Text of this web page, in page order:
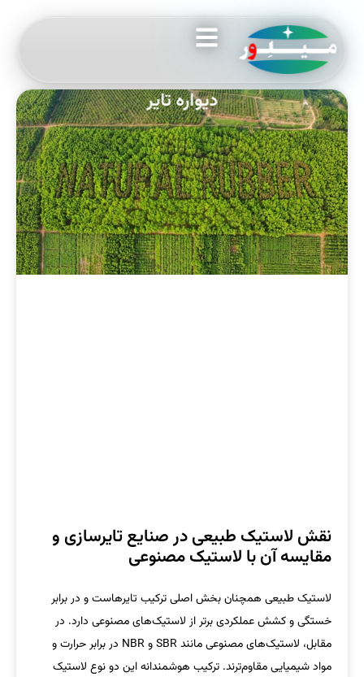
دیواره تایر
نقش لاستیک طبیعی در صنایع تایرسازی و
مقایسه آن با لاستیک مصنوعی
لاستیک طبیعی همچنان بخش اصلی ترکیب تایرهاست و در برابر
خستگی و کشش عملکردی برتر از لاستیک‌های مصنوعی دارد. در
مقابل، لاستیک‌های مصنوعی مانند SBR و NBR در برابر حرارت و
مواد شیمیایی مقاوم‌ترند. ترکیب هوشمندانه این دو نوع لاستیک